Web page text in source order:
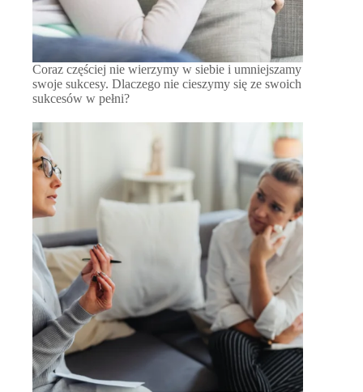
Coraz częściej nie wierzymy w siebie i umniejszamy
swoje sukcesy. Dlaczego nie cieszymy się ze swoich
sukcesów w pełni?